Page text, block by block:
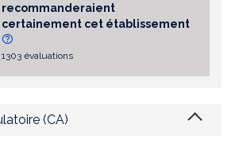
recommanderaient
certainement cet établissement
1303 évaluations
(CA)